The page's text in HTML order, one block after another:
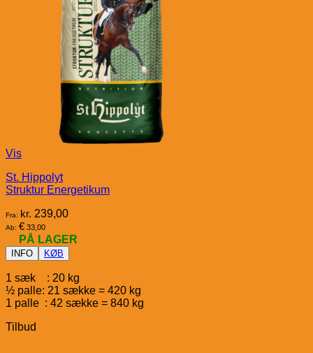
Vis
St. Hippolyt
Struktur Energetikum
Fra: kr. 239,00
Ab: € 33,00
PÅ LAGER
INFO KØB
1 sæk : 20 kg
½ palle: 21 sække = 420 kg
1 palle : 42 sække = 840 kg
Tilbud